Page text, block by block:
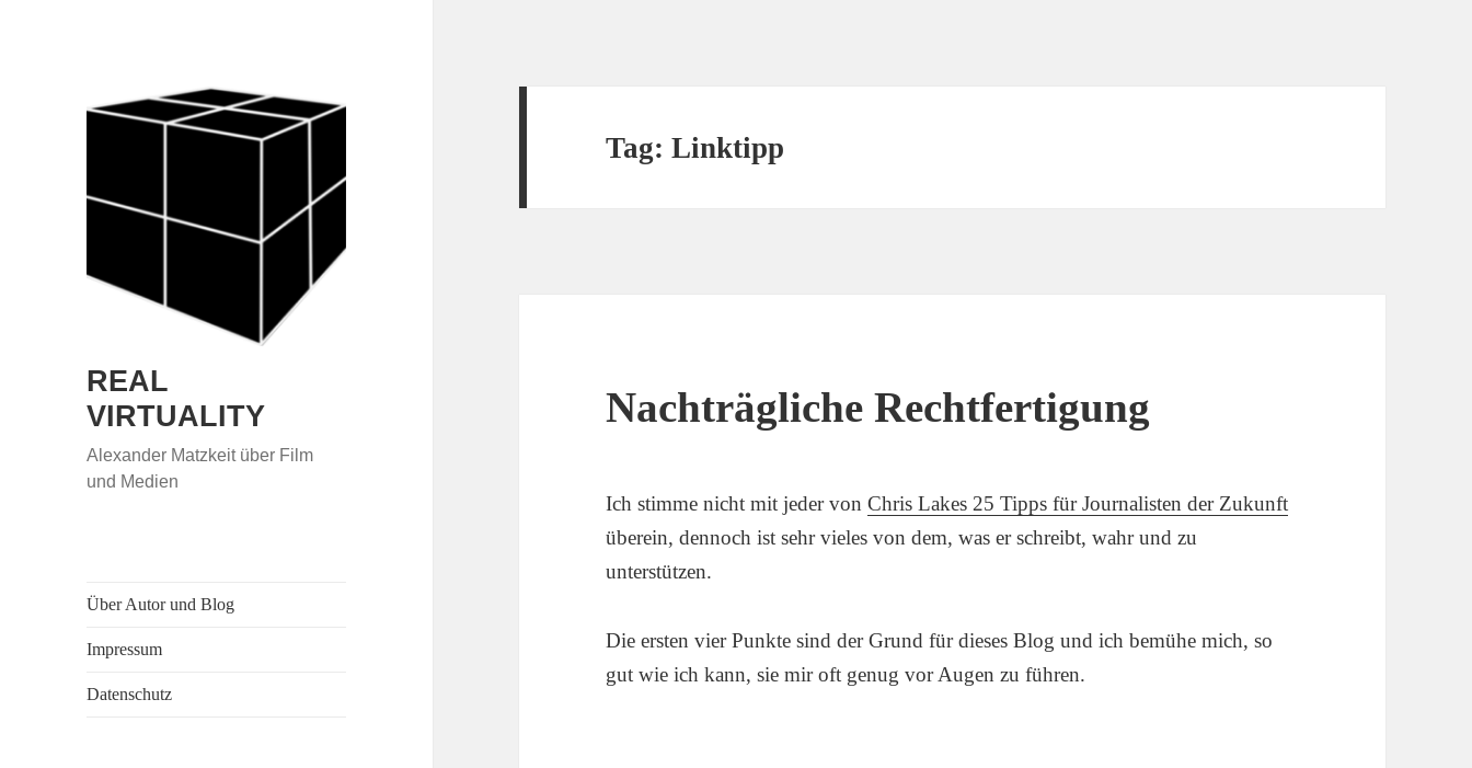
REAL
VIRTUALITY
Alexander Matzkeit über Film
und Medien
Über Autor und Blog
Impressum
Datenschutz
Tag:Linktipp
Nachträgliche Rechtfertigung
Ich stimme nicht mit jeder vonChris Lakes 25 Tipps für Journalisten der Zukunft
überein, dennoch ist sehr vieles von dem, was er schreibt, wahr und zu
unterstützen.
Die ersten vier Punkte sind der Grund für dieses Blog und ich bemühe mich, so
gut wie ich kann, sie mir oft genug vor Augen zu führen.